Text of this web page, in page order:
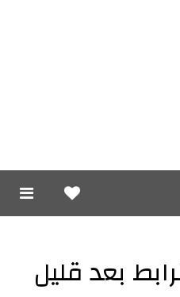
بعد قليل